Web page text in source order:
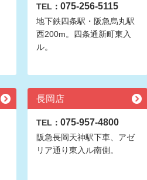
TEL： 075-256-5115
地下鉄四条駅・阪急烏丸駅
西200m。四条通新町東入
ル。
長岡店
TEL： 075-957-4800
阪急長岡天神駅下車、アゼ
リア通り東入ル南側。